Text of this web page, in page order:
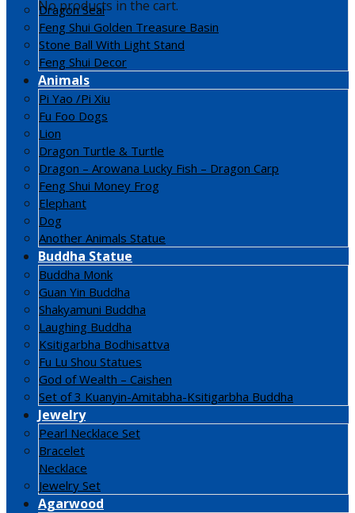
No products in the cart.
Dragon Seal
Feng Shui Golden Treasure Basin
Stone Ball With Light Stand
Feng Shui Decor
Animals
Pi Yao /Pi Xiu
Fu Foo Dogs
Lion
Dragon Turtle & Turtle
Dragon – Arowana Lucky Fish – Dragon Carp
Feng Shui Money Frog
Elephant
Dog
Another Animals Statue
Buddha Statue
Buddha Monk
Guan Yin Buddha
Shakyamuni Buddha
Laughing Buddha
Ksitigarbha Bodhisattva
Fu Lu Shou Statues
God of Wealth – Caishen
Set of 3 Kuanyin-Amitabha-Ksitigarbha Buddha
Jewelry
Pearl Necklace Set
Bracelet
Necklace
Jewelry Set
Agarwood